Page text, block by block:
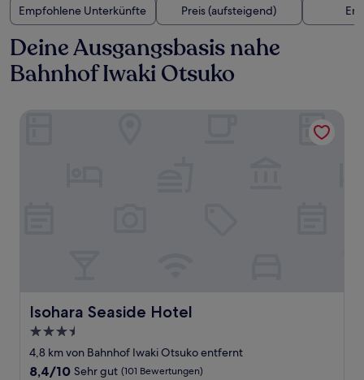
Empfohlene Unterkünfte
Preis (aufsteigend)
Deine Ausgangsbasis nahe
Bahnhof Iwaki Otsuko
Isohara Seaside Hotel
Isohara Seaside Hotel
3.5-
Sterne-
Unterkunft
4,8 km von Bahnhof Iwaki Otsuko entfernt
8.4
8,4/10 Sehr gut (101 Bewertungen)